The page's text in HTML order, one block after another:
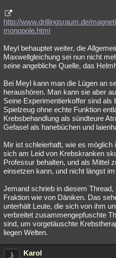
http://www.drillingsraum.de/
monopole.html
Meyl behauptet weiter, die
Maxwellgleichung sei nun nicht
seine angebliche Quelle, das
Bei Meyl kann man die Lügen an
heraushören. Man kann sie aber
Seine Experimentierkoffer sind als
Spielzeug ohne echte Funktion
Krebsbehandlung als sündteure
Gefasel als hanebüchen und
Mir ist schleierhaft, wie es möglich
sich am Leid von Krebskranken
Professur behalten, und als Mittel
einsetzen kann, und nicht längst
Jemand schrieb in diesem
Fraktion wie von Däniken. Das
unterhält Leute, die sich von ihm
verbreitet zusammengepfuschte
sind, um vorgetäuschte
liegen Welten.
Karol